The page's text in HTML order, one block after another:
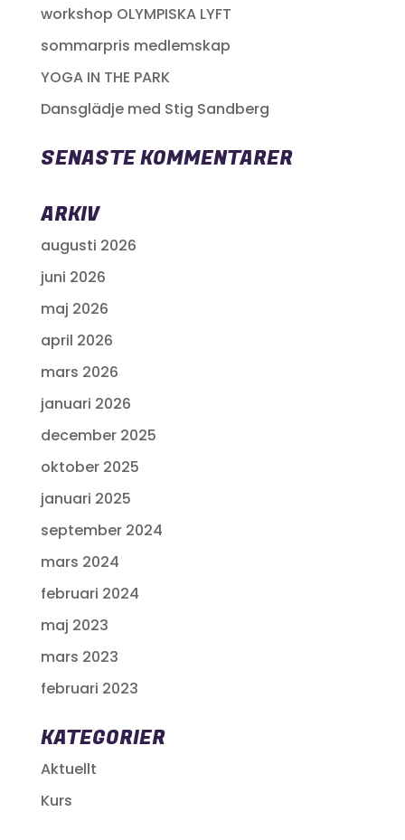
workshop OLYMPISKA LYFT
sommarpris medlemskap
YOGA IN THE PARK
Dansglädje med Stig Sandberg
SENASTE KOMMENTARER
ARKIV
augusti 2026
juni 2026
maj 2026
april 2026
mars 2026
januari 2026
december 2025
oktober 2025
januari 2025
september 2024
mars 2024
februari 2024
maj 2023
mars 2023
februari 2023
KATEGORIER
Aktuellt
Kurs